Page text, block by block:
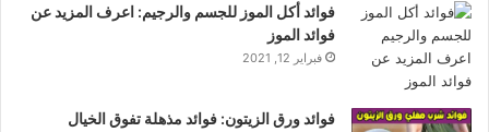
فوائد أكل الموز للجسم والرجيم: اعرف المزيد عن
فوائد الموز
فبراير 12, 2021
فوائد ورق الزيتون: فوائد مذهلة تفوق الخيال